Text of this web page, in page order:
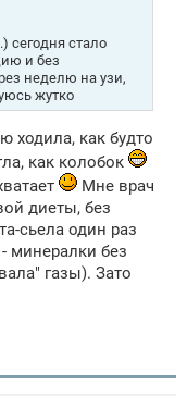
сегодня стало
и без
неделю на узи,
жутко
ходила, как будто
как колобок
Мне врач
диеты, без
сьела один раз
минералки без
газы). Зато